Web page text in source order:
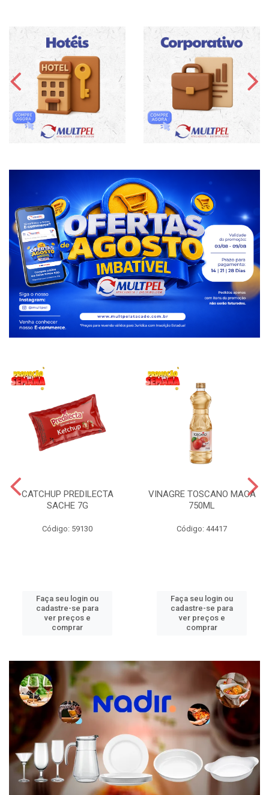
CATCHUP PREDILECTA
SACHE 7G
Código: 59130
Faça seu login ou
cadastre-se para
ver preços e
comprar
VINAGRE TOSCANO MACA
750ML
Código: 44417
Faça seu login ou
cadastre-se para
ver preços e
comprar